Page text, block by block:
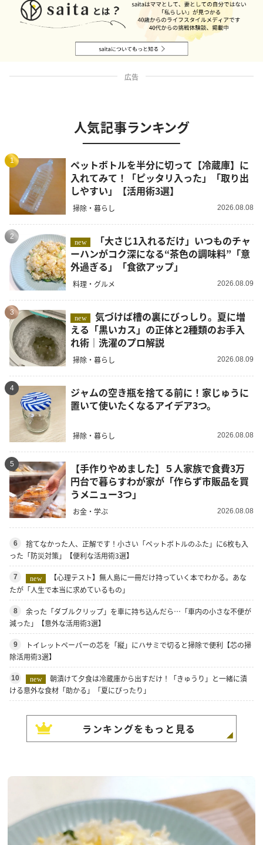
広告
人気記事ランキング
1
ペットボトルを半分に切って【冷蔵庫】に
入れてみて！「ピッタリ入った」「取り出
しやすい」【活用術3選】
掃除・暮らし 2026.08.08
2
new
ーハンがコク深になる“茶色の調味料”「意
外過ぎる」「食欲アップ」
料理・グルメ 2026.08.09
3
new
気づけば槽の裏にびっしり。夏に増
える「黒いカス」の正体と2種類のお手入
れ術｜洗濯のプロ解説
掃除・暮らし 2026.08.09
4
ジャムの空き瓶を捨てる前に！家じゅうに
置いて使いたくなるアイデア3つ。
掃除・暮らし 2026.08.08
5
【手作りやめました】５人家族で食費3万
円台で暮らすわが家が「作らず市販品を買
うメニュー3つ」
お金・学ぶ 2026.08.08
6
捨てなかった人、正解です！小さい「ペットボトルのふた」に6枚も入
った「防災対策」【便利な活用術3選】
7 new
【心理テスト】無人島に一冊だけ持っていく本でわかる。あな
たが「人生で本当に求めているもの」
8
余った「ダブルクリップ」を車に持ち込んだら…「車内の小さな不便が
減った」【意外な活用術3選】
9
トイレットペーパーの芯を「縦」にハサミで切ると掃除で便利【芯の掃
除活用術3選】
10 new
朝漬けて夕食は冷蔵庫から出すだけ！「きゅうり」と一緒に漬
ける意外な食材「助かる」「夏にぴったり」
ランキングをもっと見る